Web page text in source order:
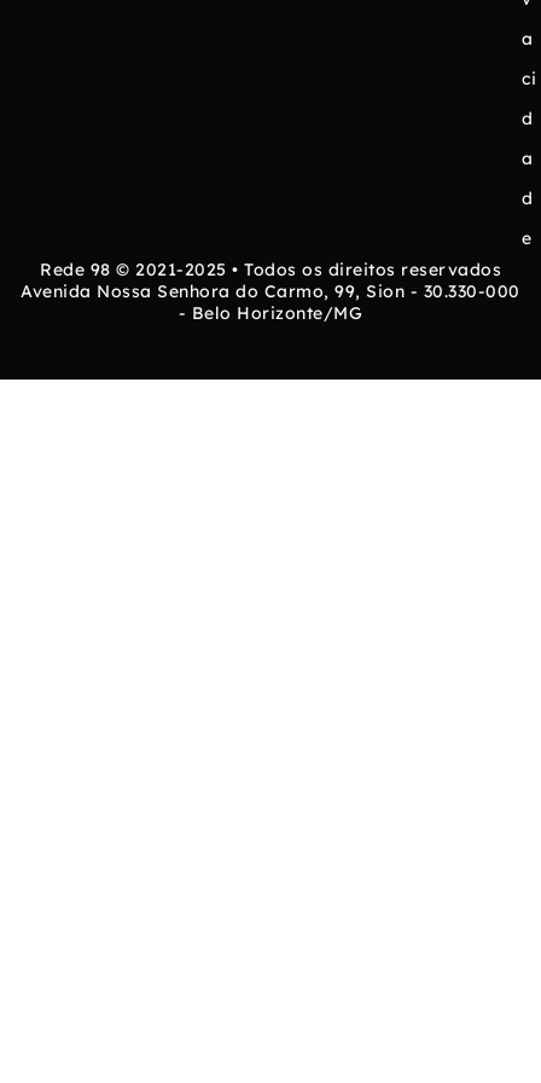
a
ci
d
a
d
e
Rede 98 © 2021-2025 • Todos os direitos reservados
Avenida Nossa Senhora do Carmo, 99, Sion - 30.330-000
- Belo Horizonte/MG